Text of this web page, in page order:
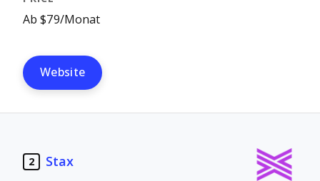
Ab $79/Monat
Website
2 Stax